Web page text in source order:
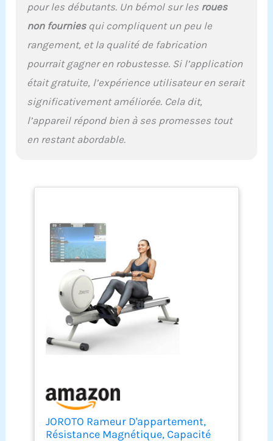
pour les débutants. Un bémol sur les roues
non fourniesqui compliquent un peu le
rangement, et la qualité de fabrication
pourrait gagner en robustesse. Si l’application
était gratuite, l’expérience utilisateur en serait
significativement améliorée. Cela dit,
l’appareil répond bien à ses promesses tout
en restant abordable.
JOROTO Rameur D'appartement,
Résistance Magnétique, Capacité